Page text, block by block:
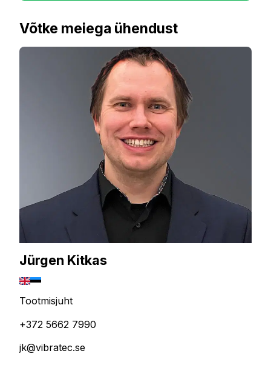
Võtke meiega ühendust
Jürgen Kitkas
Tootmisjuht
+372 5662 7990
jk@vibratec.se